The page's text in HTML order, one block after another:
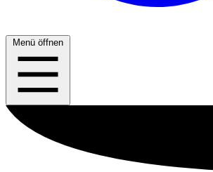
Menü öffnen